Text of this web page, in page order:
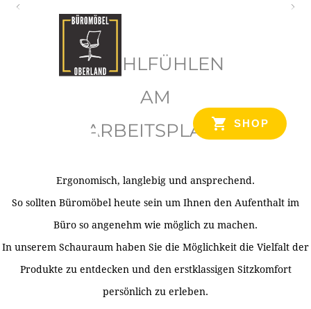
SHOP
WOHLFÜHLEN
AM
ARBEITSPLATZ
Ergonomisch, langlebig und ansprechend.
So sollten Büromöbel heute sein um Ihnen den Aufenthalt im
Büro so angenehm wie möglich zu machen.
In unserem Schauraum haben Sie die Möglichkeit die Vielfalt der
Produkte zu entdecken und den erstklassigen Sitzkomfort
persönlich zu erleben.